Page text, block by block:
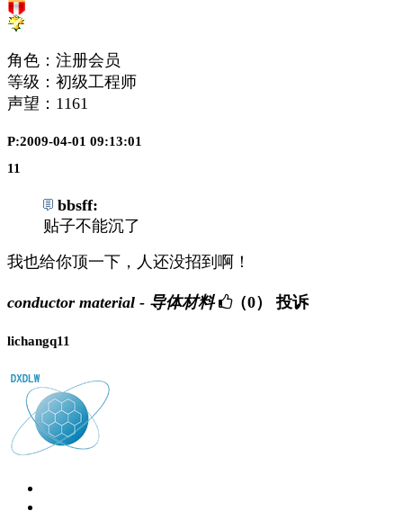
角色：注册会员
等级：初级工程师
声望： 1161
P:2009-04-01 09:13:01
11
bbsff:
贴子不能沉了
我也给你顶一下，人还没招到啊！
conductor material - 导体材料 （0） 投诉
lichangq11